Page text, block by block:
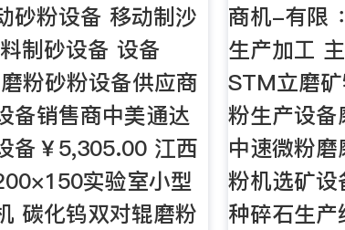
砂粉设备 移动制沙
制砂设备 设备
粉砂粉设备供应商
备销售商中美通达
备￥5,305.00 江西
实验室小型
碳化钨双对辊磨粉
商机-有限
生产加工
STM立磨
粉生产设
中速微粉
粉机选矿
种碎石生